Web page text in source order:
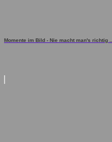
Momente im Bild - Nie macht man's richtig ...